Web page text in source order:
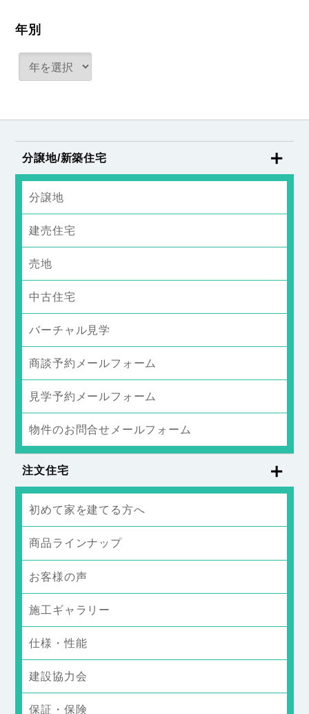
年別
分譲地/新築住宅
分譲地
建売住宅
売地
中古住宅
バーチャル見学
商談予約メールフォーム
見学予約メールフォーム
物件のお問合せメールフォーム
注文住宅
初めて家を建てる方へ
商品ラインナップ
お客様の声
施工ギャラリー
仕様・性能
建設協力会
保証・保険